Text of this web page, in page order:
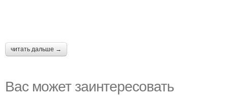
читать дальше →
Вас может заинтересовать